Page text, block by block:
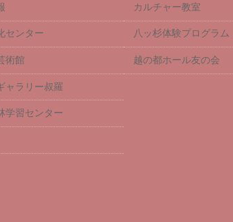
センター
術館
ャラリー叔羅
学習センター
カルチャー教室
八ッ杉体験プログラム
越の都ホール友の会